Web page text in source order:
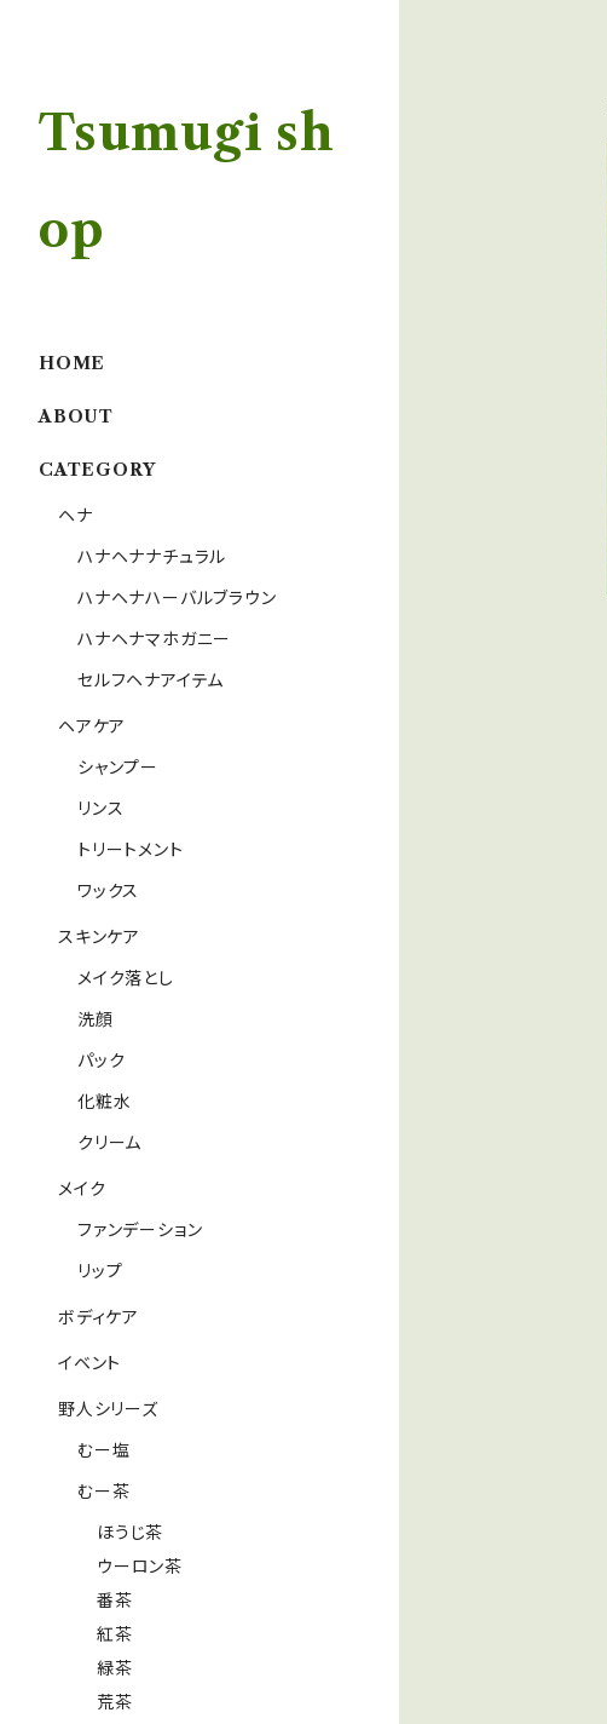
Tsumugi sh
op
HOME
ABOUT
CATEGORY
ヘナ
ハナヘナナチュラル
ハナヘナハーバルブラウン
ハナヘナマホガニー
セルフヘナアイテム
ヘアケア
シャンプー
リンス
トリートメント
ワックス
スキンケア
メイク落とし
洗顔
パック
化粧水
クリーム
メイク
ファンデーション
リップ
ボディケア
イベント
野人シリーズ
むー塩
むー茶
ほうじ茶
ウーロン茶
番茶
紅茶
緑茶
荒茶